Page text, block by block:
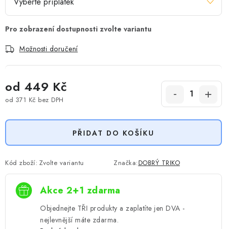
Možnosti doručení
od 449 Kč
od 371 Kč bez DPH
PŘIDAT DO KOŠÍKU
Kód zboží: Zvolte variantu Značka:DOBRÝ TRIKO
Akce 2+1 zdarma
Objednejte TŘI produkty a zaplatíte jen DVA -
nejlevnější máte zdarma.